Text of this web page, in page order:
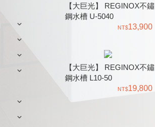
【大巨光】 REGINOX不鏽
鋼水槽 U-5040
13,900
【大巨光】 REGINOX不鏽
鋼水槽 L10-50
19,800